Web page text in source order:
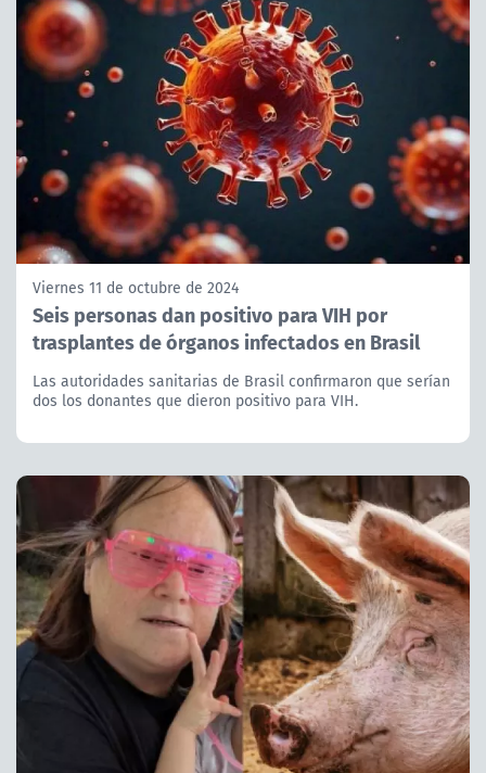
Viernes 11 de octubre de 2024
Seis personas dan positivo para VIH por
trasplantes de órganos infectados en Brasil
Las autoridades sanitarias de Brasil confirmaron que serían
dos los donantes que dieron positivo para VIH.